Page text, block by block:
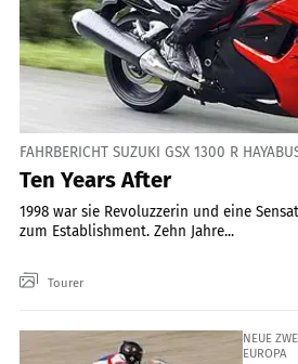
FAHRBERICHT SUZUKI GSX 1300 R
Ten Years After
1998 war sie Revoluzzerin und eine
zum Establishment. Zehn Jahre...
Tourer
NEUE
EUROPA